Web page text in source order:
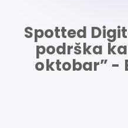
Spotted
podrška
oktobar” -